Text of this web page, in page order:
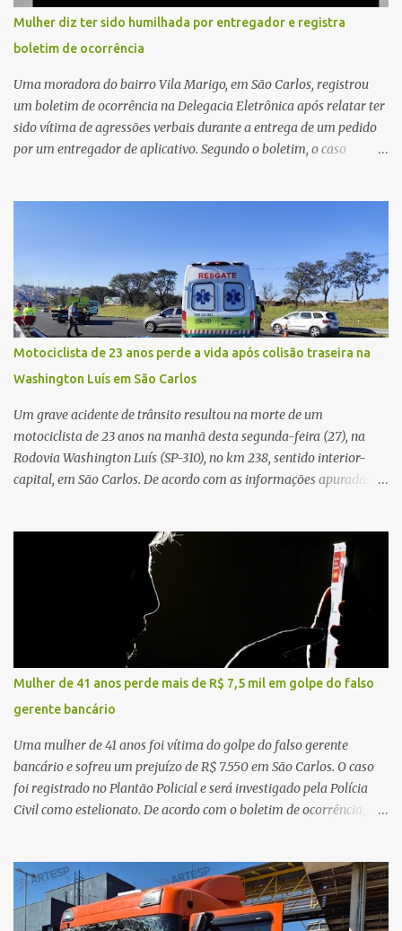
ocorrência e isolaram a área para o trabalho da perícia. Até a
última atualização, nenhum suspeito havia sido preso. A Polícia
Civil investigará a motivação da briga, a autoria dos disparos e as
circunstâncias do crime. A ocorrência segue em anda...
Mulher diz ter sido humilhada por entregador e registra
boletim de ocorrência
Uma moradora do bairro Vila Marigo, em São Carlos, registrou
um boletim de ocorrência na Delegacia Eletrônica após relatar ter
sido vítima de agressões verbais durante a entrega de um pedido
por um entregador de aplicativo. Segundo o boletim, o caso
proximidades. Ainda conforme o registro policial, a vítima relatou
que, ao receber a entrega, voltou a ser ofendida com palavras de
baixo calão e insultos. Ela informou à Polícia Civil que mora
sozinha e que se sentiu ameaçada, coagida e humilhada com a
situação. Fonte: São Carlos Agora
Motociclista de 23 anos perde a vida após colisão traseira na
Washington Luís em São Carlos
Um grave acidente de trânsito resultou na morte de um
motociclista de 23 anos na manhã desta segunda-feira (27), na
Rodovia Washington Luís (SP-310), no km 238, sentido interior-
capital, em São Carlos. De acordo com as informações apuradas no
veículo, o trânsito estava lento e congestionado devido a obras
realizadas na rodovia, momento em que ocorreu o impacto. Com
a violência da colisão, o motociclista foi arremessado ao solo.
Testemunhas relataram que o capacete teria se desprendido
durante o acidente. O jovem sofreu ferimentos gravíssimos e
morreu ainda no local. Equipes de resgate e de atendimento da
concessionária responsável pela rodovia foram acionadas e
realizaram a sinalização da via, além de prestarem socorro à
vítima. No entanto, o óbito foi constatado ainda no local do
acidente. A Polícia Militar Rodoviária compareceu para o registro
da ocorrência...
Mulher de 41 anos perde mais de R$ 7,5 mil em golpe do falso
gerente bancário
Uma mulher de 41 anos foi vítima do golpe do falso gerente
bancário e sofreu um prejuízo de R$ 7.550 em São Carlos. O caso
foi registrado no Plantão Policial e será investigado pela Polícia
Civil como estelionato. De acordo com o boletim de ocorrência, a
suspeito alegou que seria necessário atualizar o cadastro da conta
e passou a orientar a vítima sobre os procedimentos que deveriam
ser realizados. Dias depois, o golpista enviou um documento em